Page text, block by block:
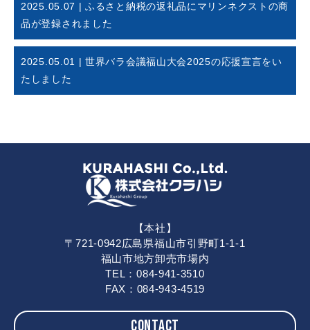
2025.05.07 | ふるさと納税の返礼品にマリンネクストの商
品が登録されました
2025.05.01 | 世界バラ会議福山大会2025の応援宣言をい
たしました
【本社】
〒721-0942広島県福山市引野町1-1-1
福山市地方卸売市場内
TEL：084-941-3510
FAX：084-943-4519
CONTACT